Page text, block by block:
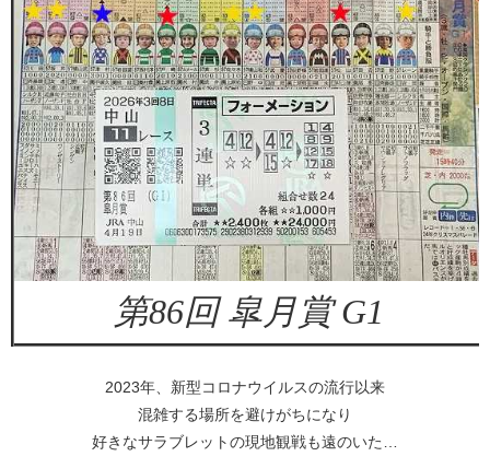
第86回 皐月賞 G1
2023年、新型コロナウイルスの流行以来
混雑する場所を避けがちになり
好きなサラブレットの現地観戦も遠のいた…